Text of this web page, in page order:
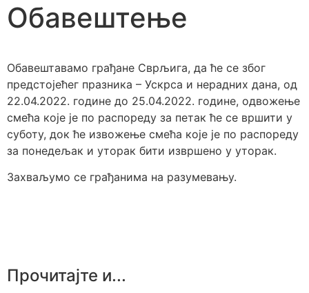
Обавештење
Обавештавамо грађане Сврљига, да ће се због
предстојећег празника – Ускрса и нерадних дана, од
22.04.2022. године до 25.04.2022. године, одвожење
смећа које је по распореду за петак ће се вршити у
суботу, док ће извожење смећа које је по распореду
за понедељак и уторак бити извршено у уторак.
Захваљумо се грађанима на разумевању.
Прочитајте и...